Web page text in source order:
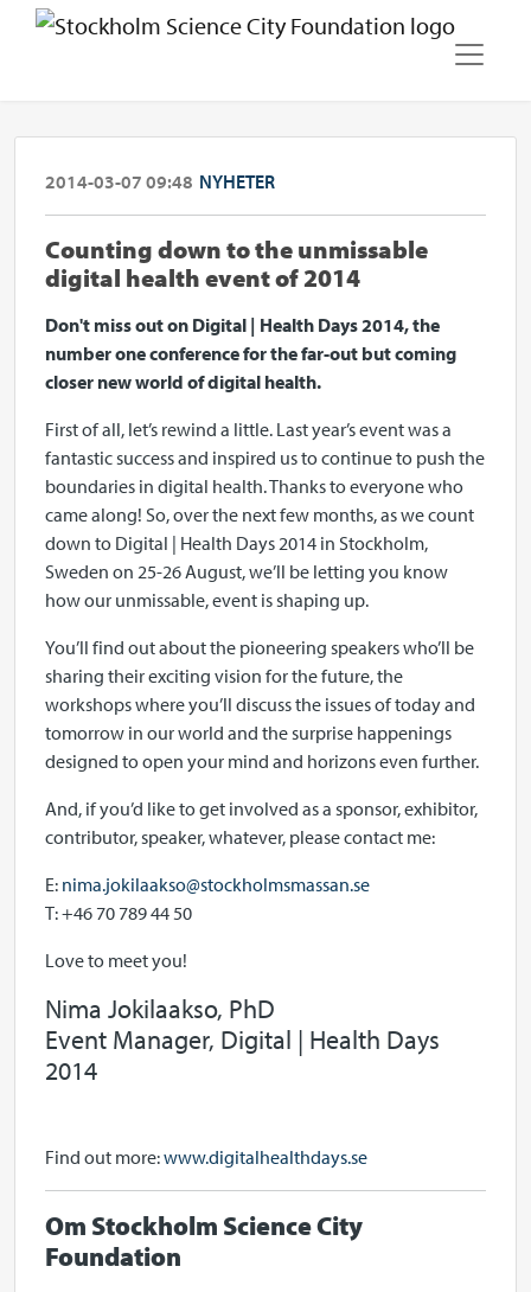
2014-03-07 09:48 NYHETER
Counting down to the unmissable
digital health event of 2014
Don't miss out on Digital | Health Days 2014, the
number one conference for the far-out but coming
closer new world of digital health.
First of all, let’s rewind a little. Last year’s event was a
fantastic success and inspired us to continue to push the
boundaries in digital health. Thanks to everyone who
came along! So, over the next few months, as we count
down to Digital | Health Days 2014 in Stockholm,
Sweden on 25-26 August, we’ll be letting you know
how our unmissable, event is shaping up.
You’ll find out about the pioneering speakers who’ll be
sharing their exciting vision for the future, the
workshops where you’ll discuss the issues of today and
tomorrow in our world and the surprise happenings
designed to open your mind and horizons even further.
And, if you’d like to get involved as a sponsor, exhibitor,
contributor, speaker, whatever, please contact me:
E: nima.jokilaakso@stockholmsmassan.se
T: +46 70 789 44 50
Love to meet you!
Nima Jokilaakso, PhD
Event Manager, Digital | Health Days
2014
Find out more:www.digitalhealthdays.se
Om Stockholm Science City
Foundation